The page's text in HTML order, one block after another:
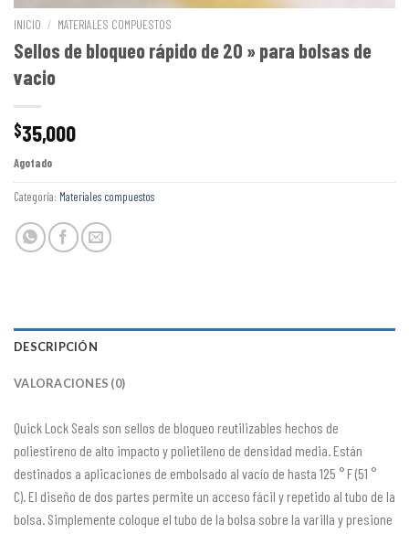
INICIO / MATERIALES COMPUESTOS
Sellos de bloqueo rápido de 20 » para bolsas de
vacio
$35,000
Agotado
Categoría: Materiales compuestos
DESCRIPCIÓN
VALORACIONES (0)
Quick Lock Seals son sellos de bloqueo reutilizables hechos de
poliestireno de alto impacto y polietileno de densidad media. Están
destinados a aplicaciones de embolsado al vacío de hasta 125 ° F (51 °
C). El diseño de dos partes permite un acceso fácil y repetido al tubo de la
bolsa. Simplemente coloque el tubo de la bolsa sobre la varilla y presione